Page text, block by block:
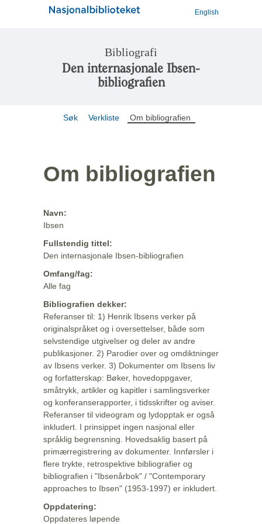
English
Bibliografi
Den internasjonale Ibsen-
bibliografien
Søk Verkliste Om bibliografien
Om bibliografien
Navn:
Ibsen
Fullstendig tittel:
Den internasjonale Ibsen-bibliografien
Omfang/fag:
Alle fag
Bibliografien dekker:
Referanser til: 1) Henrik Ibsens verker på
originalspråket og i oversettelser, både som
selvstendige utgivelser og deler av andre
publikasjoner. 2) Parodier over og omdiktninger
av Ibsens verker. 3) Dokumenter om Ibsens liv
og forfatterskap: Bøker, hovedoppgaver,
småtrykk, artikler og kapitler i samlingsverker
og konferanserapporter, i tidsskrifter og aviser.
Referanser til videogram og lydopptak er også
inkludert. I prinsippet ingen nasjonal eller
språklig begrensning. Hovedsaklig basert på
primærregistrering av dokumenter. Innførsler i
flere trykte, retrospektive bibliografier og
bibliografien i "Ibsenårbok" / "Contemporary
approaches to Ibsen" (1953-1997) er inkludert.
Oppdatering:
Oppdateres løpende